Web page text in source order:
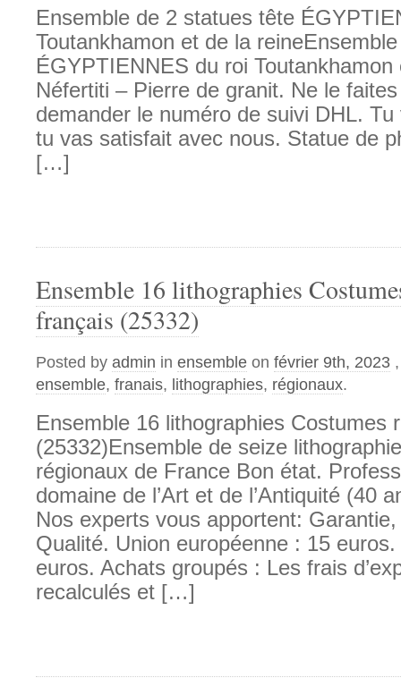
Ensemble de 2 statues tête
Toutankhamon et de la
ÉGYPTIENNES du roi Toutankhamon
Néfertiti – Pierre de granit. Ne le
demander le numéro de suivi DHL.
tu vas satisfait avec nous. Statue de
[…]
Ensemble 16 lithographies
français (25332)
Posted by admin in ensemble on février 9th, 2023
ensemble, franais, lithographies, régionaux.
Ensemble 16 lithographies Costumes
(25332)Ensemble de seize
régionaux de France Bon état.
domaine de l’Art et de l’Antiquité (40
Nos experts vous apportent:
Qualité. Union européenne : 15
euros. Achats groupés : Les frais
recalculés et […]